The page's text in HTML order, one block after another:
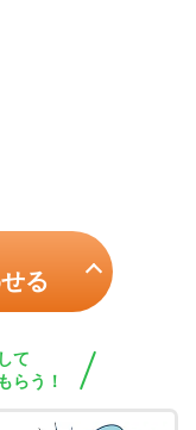
る
て
らう！